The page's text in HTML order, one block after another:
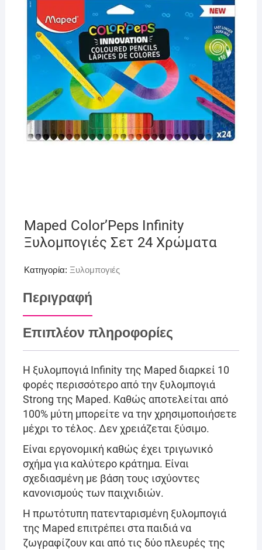
Maped Color’Peps Infinity
Ξυλομπογιές Σετ 24 Χρώματα
Κατηγορία: Ξυλομπογιές
Περιγραφή
Επιπλέον πληροφορίες
Η ξυλομπογιά Infinity της Maped διαρκεί 10
φορές περισσότερο από την ξυλομπογιά
Strong της Maped. Καθώς αποτελείται από
100% μύτη μπορείτε να την χρησιμοποιήσετε
μέχρι το τέλος. Δεν χρειάζεται ξύσιμο.
Είναι εργονομική καθώς έχει τριγωνικό
σχήμα για καλύτερο κράτημα. Είναι
σχεδιασμένη με βάση τους ισχύοντες
κανονισμούς των παιχνιδιών.
Η πρωτότυπη πατενταρισμένη ξυλομπογιά
της Maped επιτρέπει στα παιδιά να
ζωγραφίζουν και από τις δύο πλευρές της